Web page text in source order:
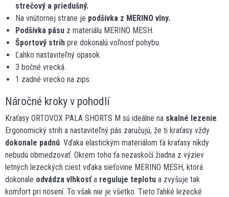
strečový a priedušný.
Na vnútornej strane je podšívka z MERINO vlny.
Podšívka pásu z materiálu MERINO MESH.
Športový strih pre dokonalú voľnosť pohybu.
Ľahko nastaviteľný opasok.
3 bočné vrecká.
1 zadné vrecko na zips.
Náročné kroky v pohodlí
Kraťasy ORTOVOX PALA SHORTS M sú ideálne na skalné lezenie.
Ergonomický strih a nastaviteľný pás zaručujú, že ti kraťasy vždy
dokonale padnú. Vďaka elastickým materiálom ťa kraťasy nikdy
nebudú obmedzovať. Okrem toho ťa nezaskočí žiadna z výziev
letných lezeckých ciest vďaka sieťovine MERINO MESH, ktorá
dokonale odvádza vlhkosťa reguluje teplotu a zvyšuje tak
komfort pri nosení. To však nie je všetko. Tieto ľahké lezecké